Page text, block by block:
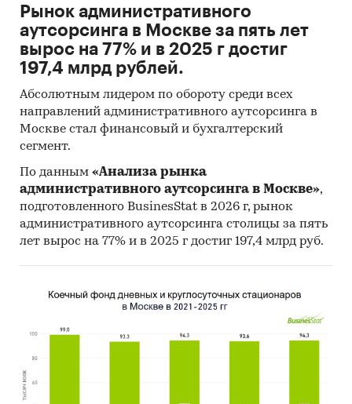
Рынок административного
аутсорсинга в Москве за пять лет
вырос на 77% и в 2025 г достиг
197,4 млрд рублей.
Абсолютным лидером по обороту среди всех
направлений административного аутсорсинга в
Москве стал финансовый и бухгалтерский
сегмент.
По данным «Анализа рынка
административного аутсорсинга в Москве»,
подготовленного BusinesStat в 2026 г, рынок
административного аутсорсинга столицы за пять
лет вырос на 77% и в 2025 г достиг 197,4 млрд руб.